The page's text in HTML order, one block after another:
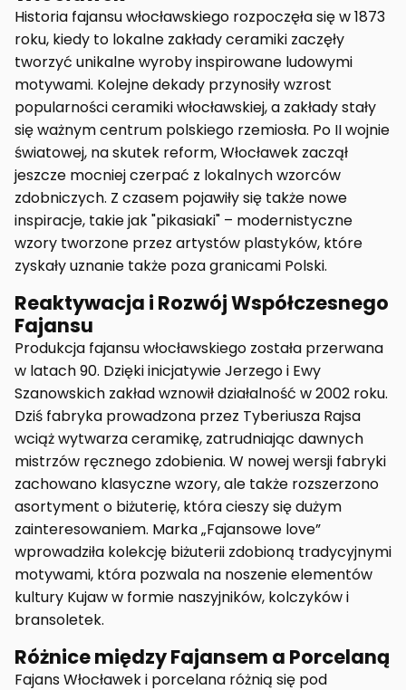
Historia fajansu włocławskiego rozpoczęła się w 1873
roku, kiedy to lokalne zakłady ceramiki zaczęły
tworzyć unikalne wyroby inspirowane ludowymi
motywami. Kolejne dekady przynosiły wzrost
popularności ceramiki włocławskiej, a zakłady stały
się ważnym centrum polskiego rzemiosła. Po II wojnie
światowej, na skutek reform, Włocławek zaczął
jeszcze mocniej czerpać z lokalnych wzorców
zdobniczych. Z czasem pojawiły się także nowe
inspiracje, takie jak "pikasiaki" – modernistyczne
wzory tworzone przez artystów plastyków, które
zyskały uznanie także poza granicami Polski.
Reaktywacja i Rozwój Współczesnego
Fajansu
Produkcja fajansu włocławskiego została przerwana
w latach 90. Dzięki inicjatywie Jerzego i Ewy
Szanowskich zakład wznowił działalność w 2002 roku.
Dziś fabryka prowadzona przez Tyberiusza Rajsa
wciąż wytwarza ceramikę, zatrudniając dawnych
mistrzów ręcznego zdobienia. W nowej wersji fabryki
zachowano klasyczne wzory, ale także rozszerzono
asortyment o biżuterię, która cieszy się dużym
zainteresowaniem. Marka „Fajansowe love”
wprowadziła kolekcję biżuterii zdobioną tradycyjnymi
motywami, która pozwala na noszenie elementów
kultury Kujaw w formie naszyjników, kolczyków i
bransoletek.
Różnice między Fajansem a Porcelaną
Fajans Włocławek i porcelana różnią się pod